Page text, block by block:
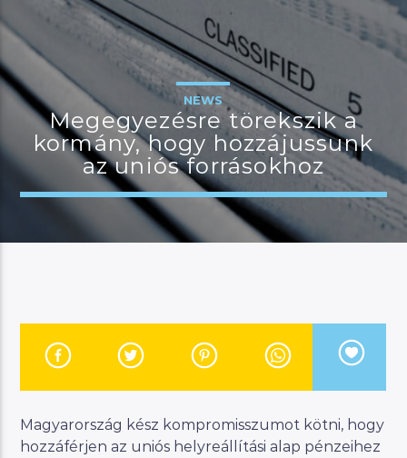
MOST ADÁSBAN
MannaFM
Tolvai Reni : Angyal
JELENLEGI MŰSOR
BUDAPEST UPDATE
07:00
Manna FM
NEWS
Megegyezésre törekszik a
kormány, hogy hozzájussunk
az uniós forrásokhoz
Magyarország kész kompromisszumot kötni, hogy
hozzáférjen az uniós helyreállítási alap pénzeihez